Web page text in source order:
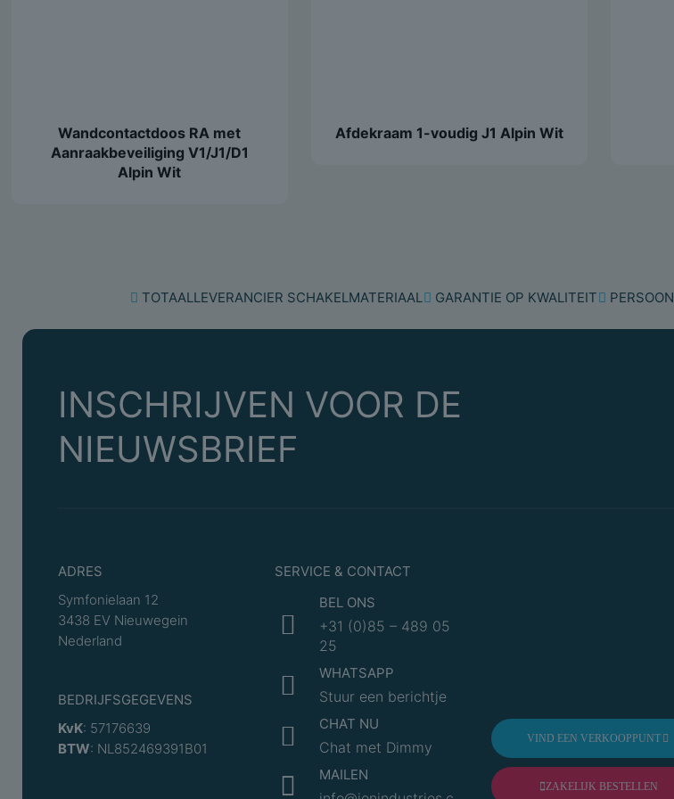
Wandcontactdoos RA met
Aanraakbeveiliging V1/J1/D1
Alpin Wit
Afdekraam 1-voudig J1 Alpin Wit
TOTAALLEVERANCIER SCHAKELMATERIAAL GARANTIE OP KWALITEIT
INSCHRIJVEN VOOR DE
NIEUWSBRIEF
ADRES
Symfonielaan 12
3438 EV Nieuwegein
Nederland
BEDRIJFSGEGEVENS
KvK: 57176639
BTW: NL852469391B01
SERVICE & CONTACT
BEL ONS
+31 (0)85 – 489 05
25
WHATSAPP
Stuur een berichtje
CHAT NU
Chat met Dimmy
MAILEN
VIND EEN VERKOOPPUNT
ZAKELIJK BESTELLEN